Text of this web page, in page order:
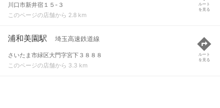
川口市新井宿１５-３
このページの店舗から 2.8 km
ルート
を見る
浦和美園駅 埼玉高速鉄道線
さいたま市緑区大門字宮下３８８８
このページの店舗から 3.3 km
ルート
を見る